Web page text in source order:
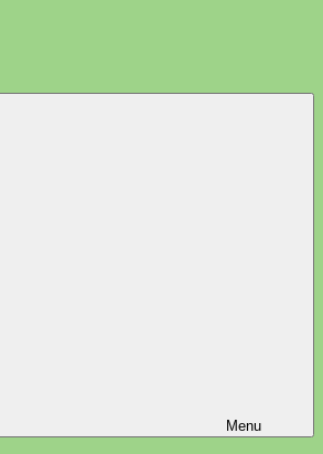
Menu